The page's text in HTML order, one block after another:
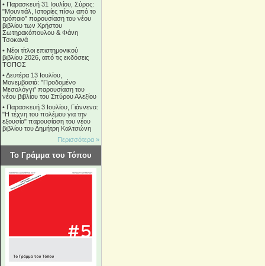
• Παρασκευή 31 Ιουλίου, Σύρος:
"Μουντιάλ, Ιστορίες πίσω από το
τρόπαιο" παρουσίαση του νέου
βιβλίου των Χρήστου
Σωτηρακόπουλου & Φάνη
Τσοκανά
• Νέοι τίτλοι επιστημονικού
βιβλίου 2026, από τις εκδόσεις
ΤΟΠΟΣ
•Δευτέρα 13 Ιουλίου,
Μονεμβασιά: "Προδομένο
Μεσολόγγι" παρουσίαση του
νέου βιβλίου του Σπύρου Αλεξίου
• Παρασκευή 3 Ιουλίου, Γιάννενα:
"Η τέχνη του πολέμου για την
εξουσία" παρουσίαση του νέου
βιβλίου του Δημήτρη Καλτσώνη
Περισσότερα »
Το Γράμμα του Τόπου